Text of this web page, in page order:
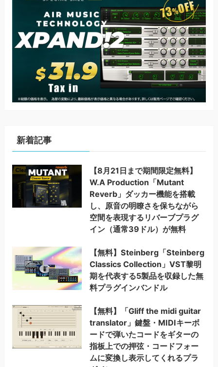
新着記事
【8月21日まで期間限定無料】
W.A Production「Mutant
Reverb」ダッカー機能を搭載
し、原音の明瞭さを保ちながら
空間を表現するリバーブプラグ
イン（通常39ドル）が無料
【無料】Steinberg「Steinberg
Classics Collection」VST黎明
期を代表する5製品を収録した無
料プラグインバンドル
【無料】「Gliff the midi guitar
translator」鍵盤・MIDIキーボ
ードで弾いたコードをギターの
指板上での押弦・コードフォー
ムに変換し表示してくれるプラ